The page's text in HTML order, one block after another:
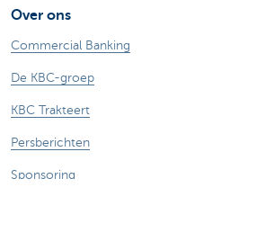
Over ons
Commercial Banking
De KBC-groep
KBC Trakteert
Persberichten
Sponsoring